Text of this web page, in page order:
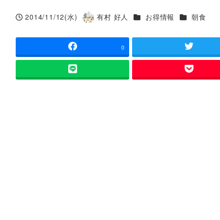
投稿日
2014/11/12(水)
著
有村 好人 カテゴリー
お得情報 カテゴリー
朝食
0